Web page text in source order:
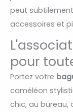
peut
accessoires et
pour
Portez votre
caméléon
chic, au bureau,